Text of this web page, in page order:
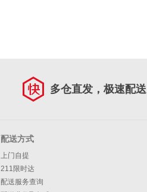
多仓直发，极速配送
配送方式
上门自提
211限时达
配送服务查询